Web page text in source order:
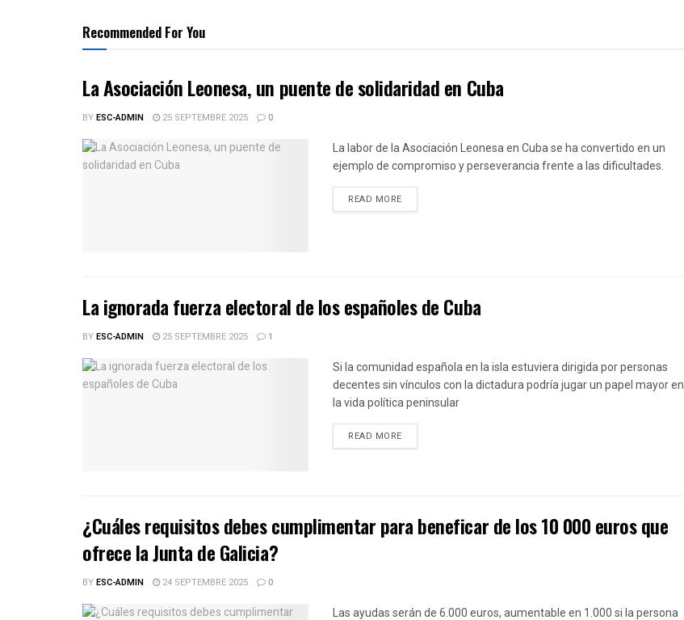
Recommended For You
La Asociación Leonesa, un puente de solidaridad en Cuba
BYESC-ADMIN 25 SEPTEMBRE 2025 0
La labor de la Asociación Leonesa en Cuba se ha convertido en un
ejemplo de compromiso y perseverancia frente a las dificultades.
READ MOREDETAILS
La ignorada fuerza electoral de los españoles de Cuba
BYESC-ADMIN 25 SEPTEMBRE 2025 1
Si la comunidad española en la isla estuviera dirigida por personas
decentes sin vínculos con la dictadura podría jugar un papel mayor en
la vida política peninsular
READ MOREDETAILS
¿Cuáles requisitos debes cumplimentar para beneficar de los 10 000 euros que
ofrece la Junta de Galicia?
BYESC-ADMIN 24 SEPTEMBRE 2025 0
Las ayudas serán de 6.000 euros, aumentable en 1.000 si la persona